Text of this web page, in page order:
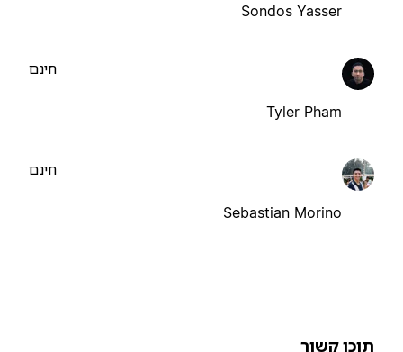
Sondos Yasser
Tyler Pham
Sebastian Morino
קשור